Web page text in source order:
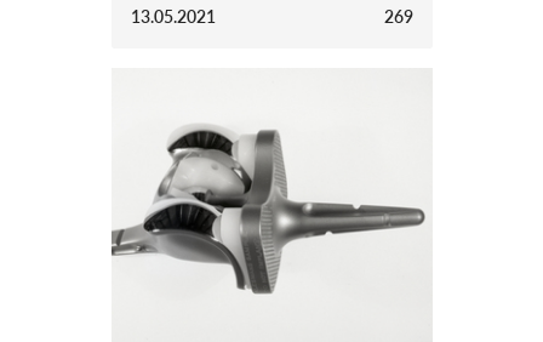
13.05.2021 269